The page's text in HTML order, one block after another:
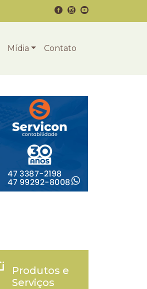
Mídia Contato
Produtos e
Serviços